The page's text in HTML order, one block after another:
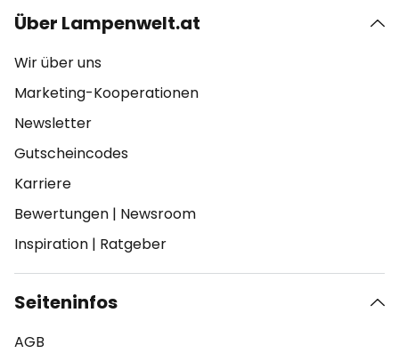
Über Lampenwelt.at
Wir über uns
Marketing-Kooperationen
Newsletter
Gutscheincodes
Karriere
Bewertungen | Newsroom
Inspiration | Ratgeber
Seiteninfos
AGB